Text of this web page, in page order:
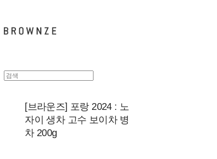
[브라운즈] 포랑 2024 : 노
자이 생차 고수 보이차 병
차 200g